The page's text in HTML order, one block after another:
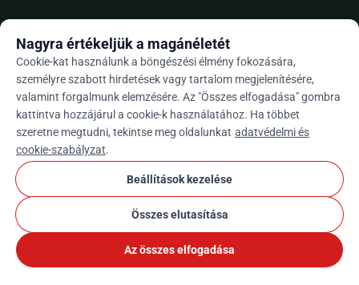
Huarrow_drop_down
★★★★★4,9 / 5 több mint 500 értékelés alapján
WhyDonate
Adatvédelem és sütik
Általános szerződési feltételek
Európában Készült stripe checkEllenőrzött Partner
Nagyra értékeljük a magánéletét
Cookie-kat használunk a böngészési élmény fokozására,
személyre szabott hirdetések vagy tartalom megjelenítésére,
valamint forgalmunk elemzésére. Az "Összes elfogadása" gombra
kattintva hozzájárul a cookie-k használatához. Ha többet
szeretne megtudni, tekintse meg oldalunkat adatvédelmi és
cookie-szabályzat.
Beállítások kezelése
Összes elutasítása
Az összes elfogadása